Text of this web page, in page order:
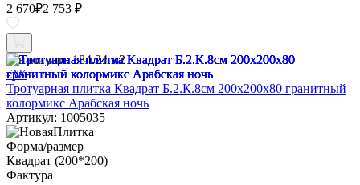
2 670₽2 753 ₽
В наличии: 184.24 м2
-3%
Тротуарная плитка Квадрат Б.2.К.8см 200х200х80 гранитный
колормикс Арабская ночь
Артикул: 1005035
Форма/размер
Квадрат (200*200)
Фактура